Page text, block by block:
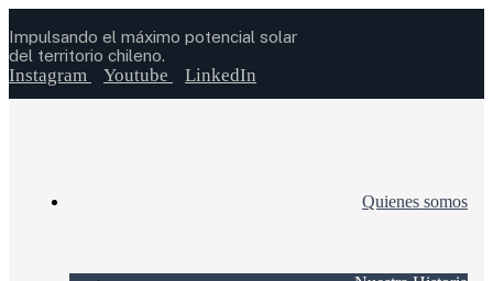
Impulsando el máximo potencial solar
del territorio chileno.
Instagram Youtube LinkedIn
Quienes somos